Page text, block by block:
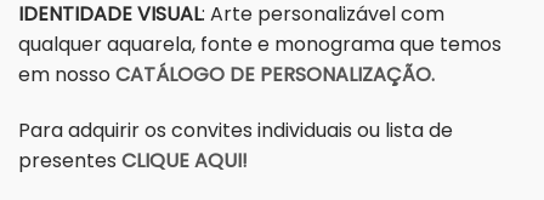
IDENTIDADE VISUAL: Arte personalizável com
qualquer aquarela, fonte e monograma que temos
em nossoCATÁLOGO DE PERSONALIZAÇÃO.
Para adquirir os convites individuais ou lista de
presentes CLIQUE AQUI!